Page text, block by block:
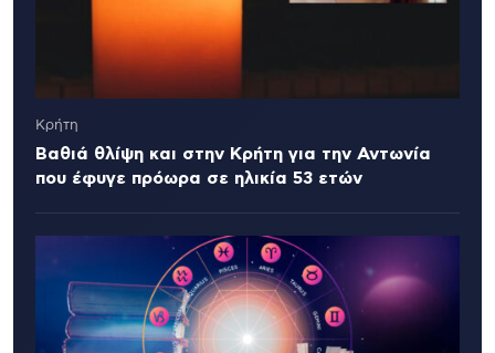
Κρήτη
Βαθιά θλίψη και στην Κρήτη για την Αντωνία
που έφυγε πρόωρα σε ηλικία 53 ετών